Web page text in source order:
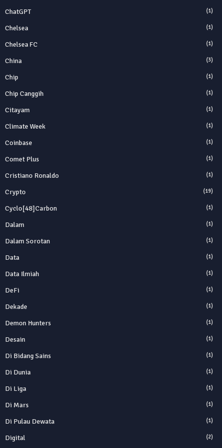
ChatGPT (1)
Chelsea (1)
Chelsea FC (1)
China (3)
Chip (1)
Chip Canggih (1)
Citayam (1)
Climate Week (1)
Coinbase (1)
Comet Plus (1)
Cristiano Ronaldo (1)
Crypto (19)
Cyclo[48]carbon (1)
Dalam (1)
Dalam Sorotan (1)
Data (1)
Data Ilmiah (1)
DeFi (1)
Dekade (1)
Demon Hunters (1)
Desain (1)
Di Bidang Sains (1)
Di Dunia (1)
Di Liga (1)
Di Mars (1)
Di Pulau Dewata (1)
Digital (2)